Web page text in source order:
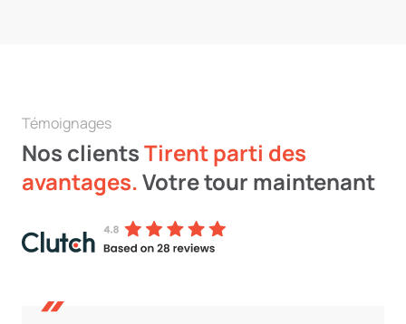
Témoignages
Nos clientsTirent parti des
avantages.Votre tour maintenant